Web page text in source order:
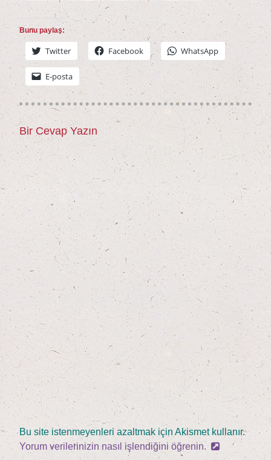
Bunu paylaş:
Twit­ter Face­book Whats­App
E‑posta
Bir Cevap Yazın
Bu site istenmeyenleri azaltmak için Akismet kullanır.
Yorum verilerinizin nasıl işlendiğini öğrenin.